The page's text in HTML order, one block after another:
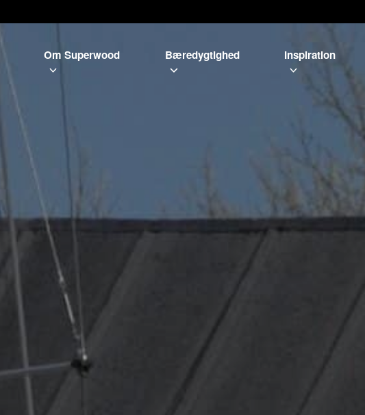
Om Superwood Bæredygtighed Inspiration